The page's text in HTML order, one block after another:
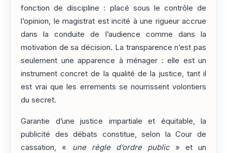
fonction de discipline : placé sous le contrôle de
l’opinion, le magistrat est incité à une rigueur accrue
dans la conduite de l’audience comme dans la
motivation de sa décision. La transparence n’est pas
seulement une apparence à ménager : elle est un
instrument concret de la qualité de la justice, tant il
est vrai que les errements se nourrissent volontiers
du secret.
Garantie d’une justice impartiale et équitable, la
publicité des débats constitue, selon la Cour de
cassation, « une règle d’ordre public» et un